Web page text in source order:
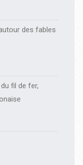
des fables
fil de fer,